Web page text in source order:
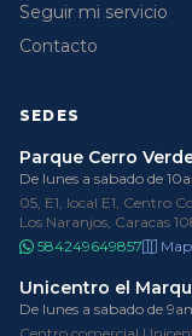
Seguir mi servicio
Contacto
SEDES
Parque Cerro
De lunes a sabado de
05, E1, local E1, Centro
Los Naranjos, Caracas
584249649857
Unicentro el
De lunes a sabado de